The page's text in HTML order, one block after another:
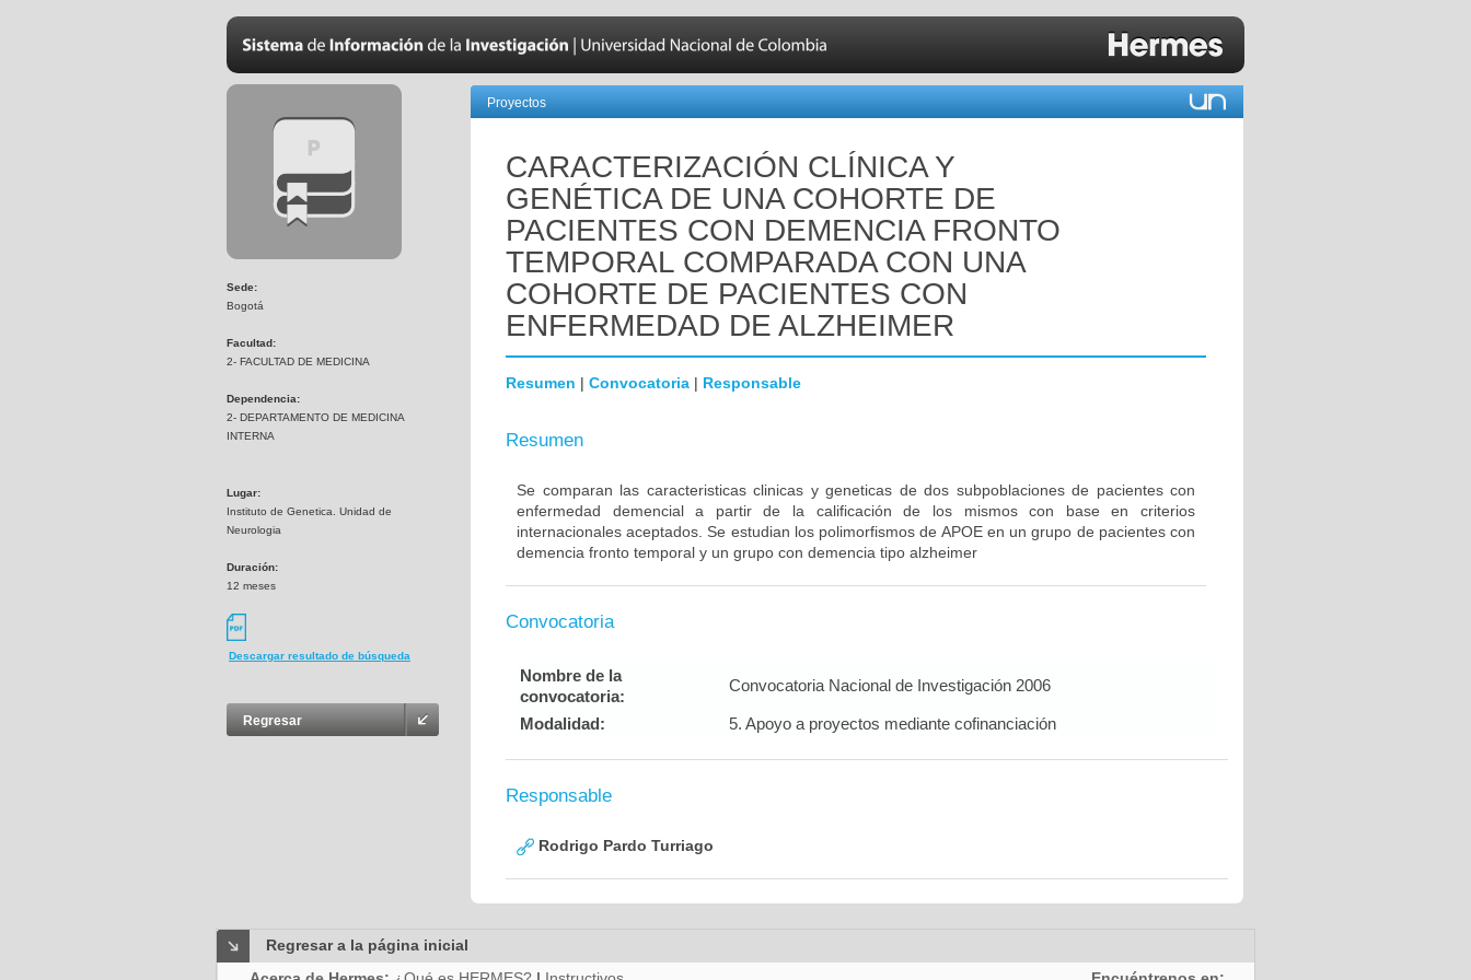
Sede:
Bogotá
Facultad:
2- FACULTAD DE MEDICINA
Dependencia:
2- DEPARTAMENTO DE MEDICINA
INTERNA
Lugar:
Instituto de Genetica. Unidad de
Neurologia
Duración:
12 meses
Descargar resultado de búsqueda
Regresar
Proyectos
CARACTERIZACIÓN CLÍNICA Y
GENÉTICA DE UNA COHORTE DE
PACIENTES CON DEMENCIA FRONTO
TEMPORAL COMPARADA CON UNA
COHORTE DE PACIENTES CON
ENFERMEDAD DE ALZHEIMER
Resumen | Convocatoria | Responsable
Resumen
Se comparan las caracteristicas clinicas y geneticas de dos subpoblaciones de pacientes con
enfermedad demencial a partir de la calificación de los mismos con base en criterios
internacionales aceptados. Se estudian los polimorfismos de APOE en un grupo de pacientes con
demencia fronto temporal y un grupo con demencia tipo alzheimer
Convocatoria
Nombre de la
convocatoria:
Convocatoria Nacional de Investigación 2006
Modalidad: 5. Apoyo a proyectos mediante cofinanciación
Responsable
Rodrigo Pardo Turriago
Regresar a la página inicial